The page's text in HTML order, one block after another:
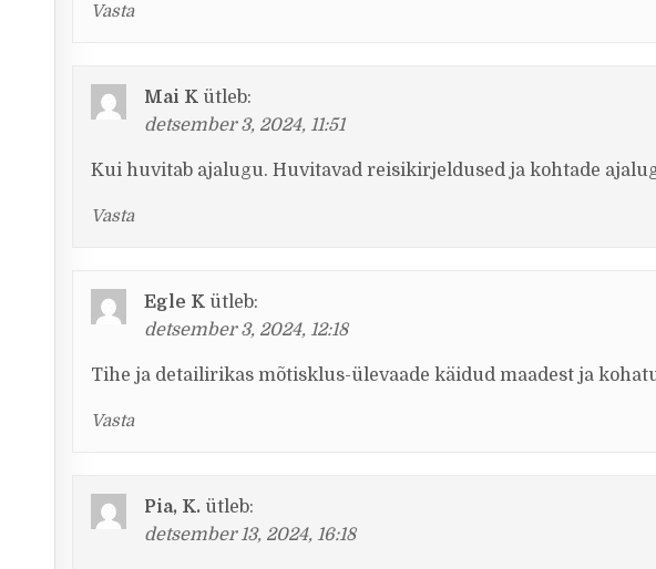
Vasta
Mai K ütleb:
detsember 3, 2024, 11:51
Kui huvitab ajalugu. Huvitavad reisikirjeldused ja kohtade
Vasta
Egle K ütleb:
detsember 3, 2024, 12:18
Tihe ja detailirikas mõtisklus-ülevaade käidud maadest ja
Vasta
Pia, K. ütleb:
detsember 13, 2024, 16:18